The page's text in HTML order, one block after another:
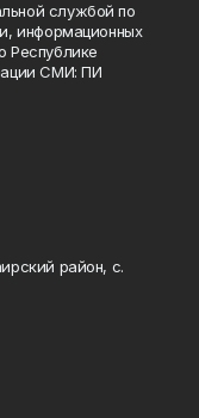
службой по
информационных
Республике
СМИ: ПИ
район, с.